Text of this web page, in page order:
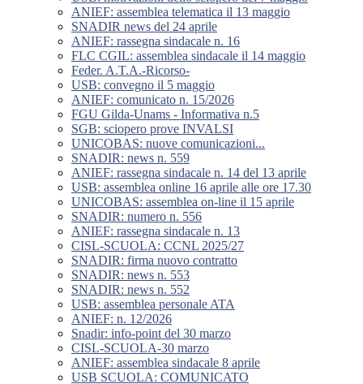
ANIEF: assemblea telematica il 13 maggio
SNADIR news del 24 aprile
ANIEF: rassegna sindacale n. 16
FLC CGIL: assemblea sindacale il 14 maggio
Feder. A.T.A.-Ricorso-
USB: convegno il 5 maggio
ANIEF: comunicato n. 15/2026
FGU Gilda-Unams - Informativa n.5
SGB: sciopero prove INVALSI
UNICOBAS: nuove comunicazioni...
SNADIR: news n. 559
ANIEF: rassegna sindacale n. 14 del 13 aprile
USB: assemblea online 16 aprile alle ore 17.30
UNICOBAS: assemblea on-line il 15 aprile
SNADIR: numero n. 556
ANIEF: rassegna sindacale n. 13
CISL-SCUOLA: CCNL 2025/27
SNADIR: firma nuovo contratto
SNADIR: news n. 553
SNADIR: news n. 552
USB: assemblea personale ATA
ANIEF: n. 12/2026
Snadir: info-point del 30 marzo
CISL-SCUOLA-30 marzo
ANIEF: assemblea sindacale 8 aprile
USB SCUOLA: COMUNICATO